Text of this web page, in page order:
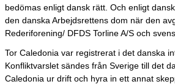
bedömas enligt dansk rätt. Och enligt
den danska Arbejdsrettens dom när den
Rederiforening/ DFDS Torline A/S och
Tor Caledonia var registrerat i det danska
Konfliktvarslet sändes från Sverige till det
Caledonia ur drift och hyra in ett annat